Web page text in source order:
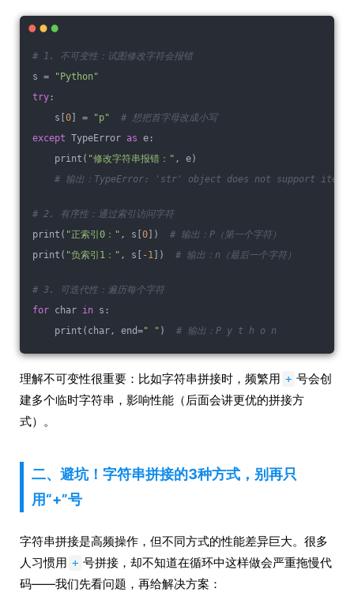
# 1. 不可变性：试图修改字符会报错
s =
"Python"
try :
s[ 0 ] = "p"
# 想把首字母改成小写
except TypeError as e:
print( "修改字符串报错：" , e)
# 输出：TypeError: 'str' object does not support item
# 2. 有序性：通过索引访问字符
print( "正索引0：" , s[ 0 ]) # 输出：P（第一个字符）
print( "负索引1：" , s[ -1 ]) # 输出：n（最后一个字符）
# 3. 可迭代性：遍历每个字符
for char in s:
print(char, end=" " ) # 输出：P y t h o n
理解不可变性很重要：比如字符串拼接时，频繁用 + 号会创
建多个临时字符串，影响性能（后面会讲更优的拼接方
式）。
二、避坑！字符串拼接的3种方式，别再只
用“+”号
字符串拼接是高频操作，但不同方式的性能差异巨大。很多
人习惯用 + 号拼接，却不知道在循环中这样做会严重拖慢代
码——我们先看问题，再给解决方案：